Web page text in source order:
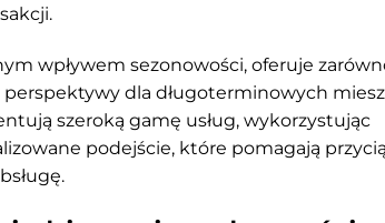
wpływem sezonowości, oferuje
dla długoterminowych
szeroką gamę usług, wykorzystując
podejście, które pomagają